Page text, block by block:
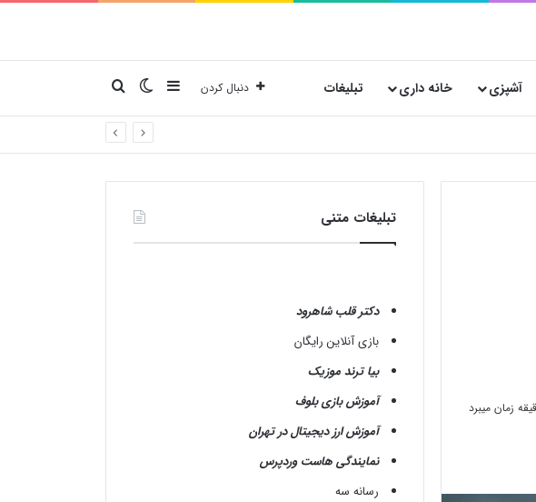
آشپزی خانه داری تبلیغات دنبال کردن نوارکناریتغییر پوسته
جستجو برای
تبلیغات متنی
دکتر قلب شاهرود
بازی آنلاین رایگان
بیا ترند موزیک
آموزش بازی بلوف
آموزش ارز دیجیتال در تهران
نمایندگی هاست وردپرس
رسانه سه